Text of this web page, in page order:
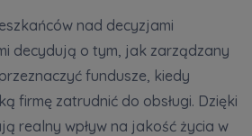
nad decyzjami
decydują o tym, jak zarządzany
fundusze, kiedy
firmę zatrudnić do obsługi. Dzięki
realny wpływ na jakość życia w